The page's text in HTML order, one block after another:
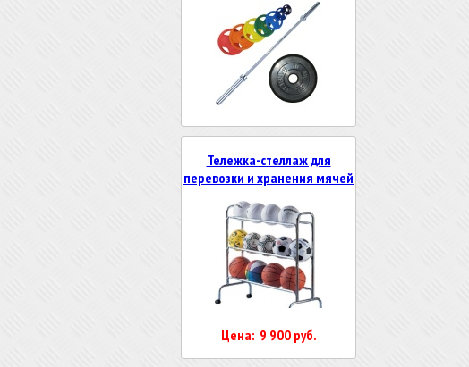
Тележка-стеллаж для
перевозки и хранения мячей
Цена: 9 900 руб.